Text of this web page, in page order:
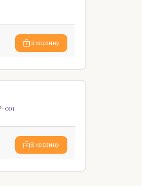
В корзину
001
В корзину